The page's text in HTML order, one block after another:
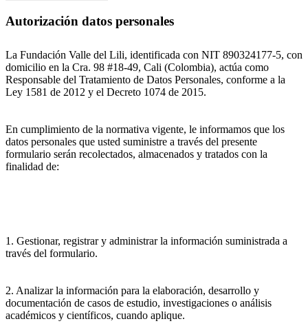
Autorización datos personales
La Fundación Valle del Lili, identificada con NIT 890324177-5, con
domicilio en la Cra. 98 #18-49, Cali (Colombia), actúa como
Responsable del Tratamiento de Datos Personales, conforme a la
Ley 1581 de 2012 y el Decreto 1074 de 2015.
En cumplimiento de la normativa vigente, le informamos que los
datos personales que usted suministre a través del presente
formulario serán recolectados, almacenados y tratados con la
finalidad de:
1. Gestionar, registrar y administrar la información suministrada a
través del formulario.
2. Analizar la información para la elaboración, desarrollo y
documentación de casos de estudio, investigaciones o análisis
académicos y científicos, cuando aplique.